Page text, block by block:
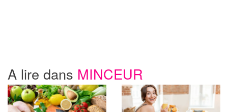
A lire dans MINCEUR